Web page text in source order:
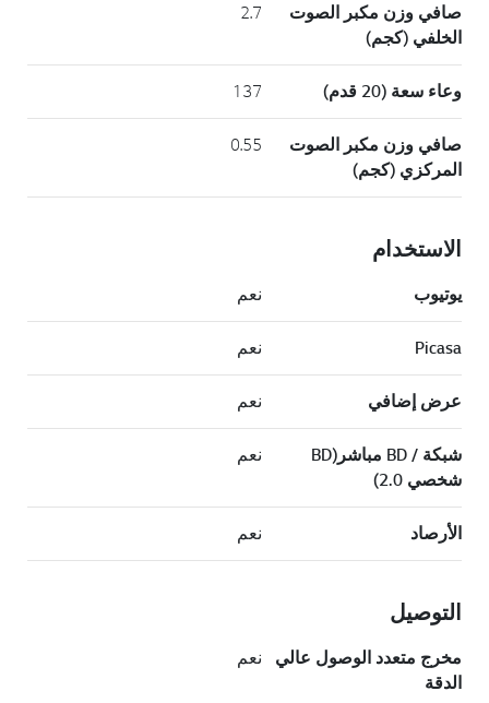
صافي وزن مكبر الصوت
الخلفي (كجم)
2.7
وعاء سعة (20 قدم) 137
صافي وزن مكبر الصوت
المركزي (كجم)
0.55
الاستخدام
يوتيوب نعم
Picasa نعم
عرض إضافي نعم
شبكة / BD مباشر(BD
شخصي 2.0)
نعم
الأرصاد نعم
التوصيل
مخرج متعدد الوصول عالي
الدقة
نعم